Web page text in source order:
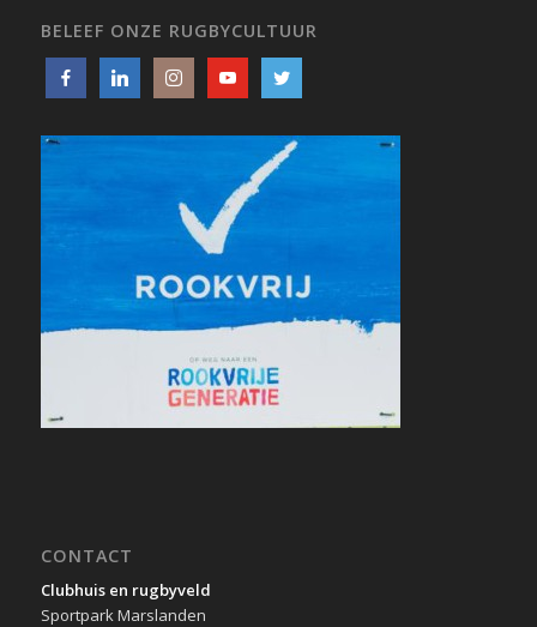
BELEEF ONZE RUGBYCULTUUR
CONTACT
Clubhuis en rugbyveld
Sportpark Marslanden